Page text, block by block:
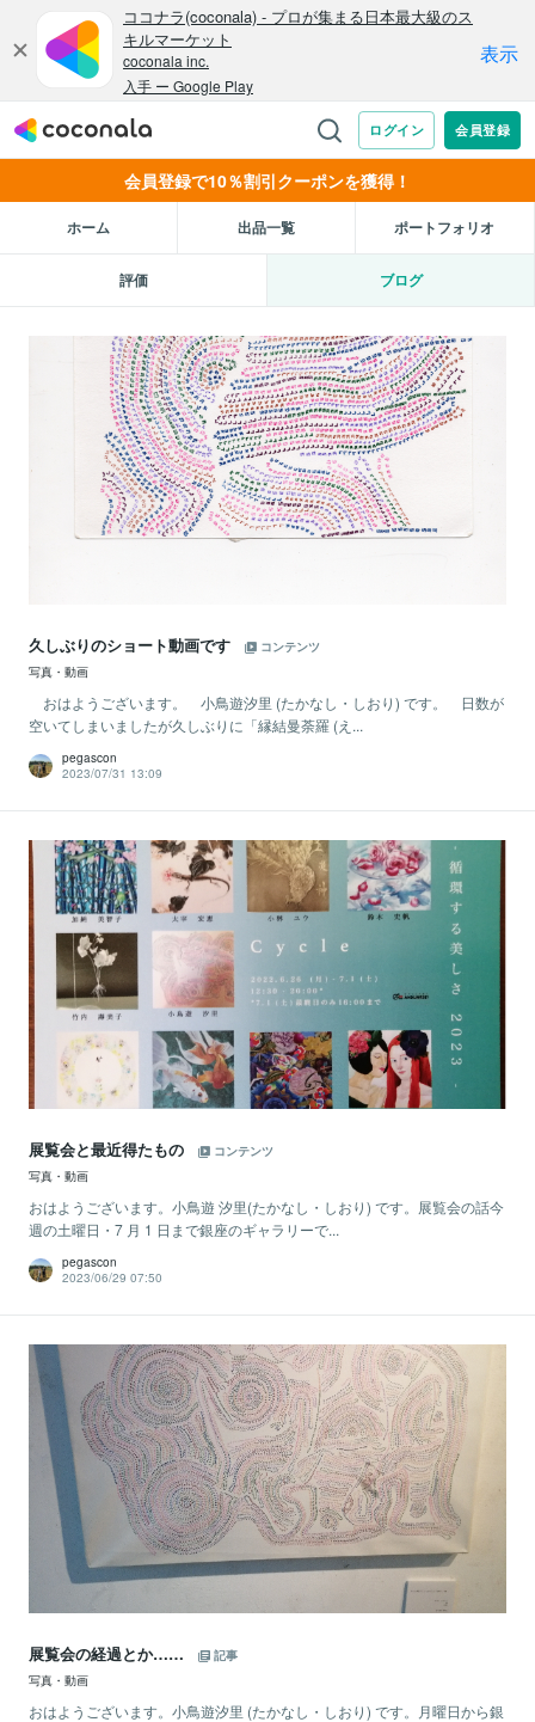
会員登録で10％割引クーポンを獲得！
ホーム 出品一覧 ポートフォリオ
評価 ブログ
久しぶりのショート動画です
コンテンツ
写真・動画
おはようございます。 小鳥遊汐里 (たかなし・しおり) です。 日数が
空いてしまいましたが久しぶりに「縁結曼荼羅 (え...
pegascon
2023/07/31 13:09
展覧会と最近得たもの
コンテンツ
写真・動画
おはようございます。小鳥遊 汐里(たかなし・しおり) です。展覧会の話今
週の土曜日・7 月 1 日まで銀座のギャラリーで...
pegascon
2023/06/29 07:50
展覧会の経過とか……
記事
写真・動画
おはようございます。小鳥遊汐里 (たかなし・しおり) です。月曜日から銀